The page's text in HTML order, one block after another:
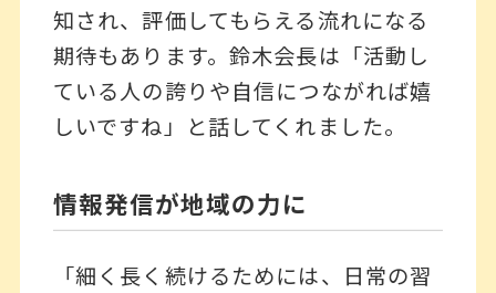
知され、評価してもらえる流れになる
期待もあります。鈴木会長は「活動し
ている人の誇りや自信につながれば嬉
しいですね」と話してくれました。
情報発信が地域の力に
「細く長く続けるためには、日常の習